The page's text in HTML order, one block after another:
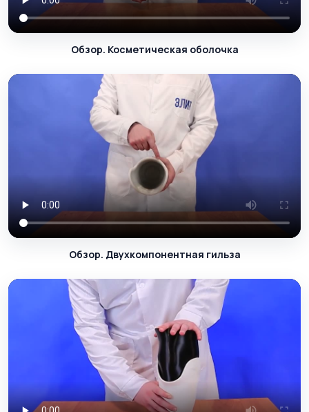
Обзор. Косметическая оболочка
Обзор. Двухкомпонентная гильза